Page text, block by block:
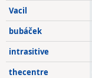
Vacil
bubáček
intrasitive
thecentre